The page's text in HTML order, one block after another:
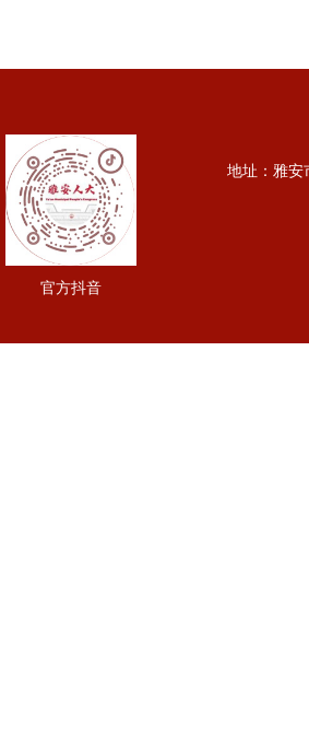
官方抖音
地址：雅安